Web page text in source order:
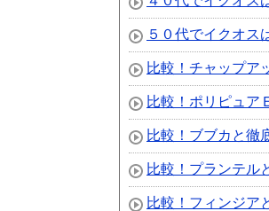
５０代でイクオス
比較！チャップア
比較！ポリピュア
比較！ブブカと徹
比較！プランテル
比較！フィンジア